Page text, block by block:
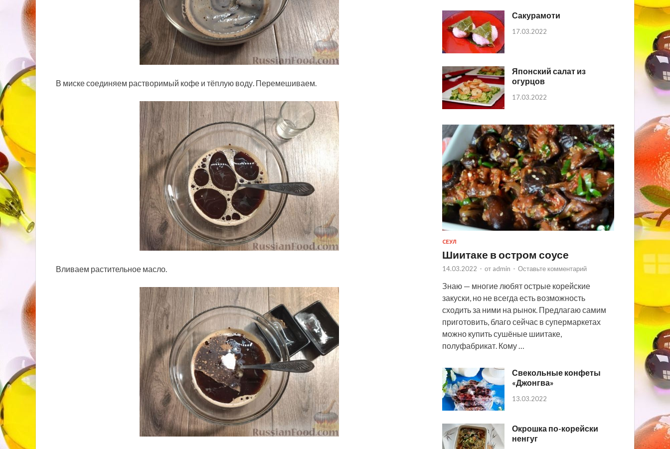
В миске соединяем растворимый кофе и тёплую воду. Перемешиваем.
Вливаем растительное масло.
Сакурамоти
17.03.2022
Японский салат из
огурцов
17.03.2022
СЕУЛ
Шиитаке в остром соусе
14.03.2022 - от admin - Оставьте комментарий
Знаю — многие любят острые корейские
закуски, но не всегда есть возможность
сходить за ними на рынок. Предлагаю самим
приготовить, благо сейчас в супермаркетах
можно купить сушёные шиитаке,
полуфабрикат. Кому …
Свекольные конфеты
«Джонгва»
13.03.2022
Окрошка по-корейски
ненгуг